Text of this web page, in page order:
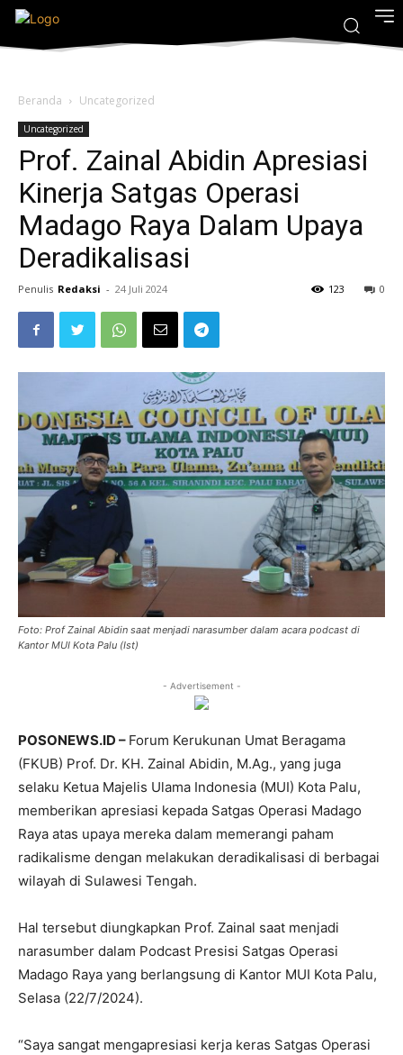
Beranda Uncategorized
Uncategorized
Prof. Zainal Abidin Apresiasi
Kinerja Satgas Operasi
Madago Raya Dalam Upaya
Deradikalisasi
Penulis Redaksi - 24 Juli 2024 0
123
Foto: Prof Zainal Abidin saat menjadi narasumber dalam acara podcast di
Kantor MUI Kota Palu (Ist)
- Advertisement -
POSONEWS.ID – Forum Kerukunan Umat Beragama
(FKUB) Prof. Dr. KH. Zainal Abidin, M.Ag., yang juga
selaku Ketua Majelis Ulama Indonesia (MUI) Kota Palu,
memberikan apresiasi kepada Satgas Operasi Madago
Raya atas upaya mereka dalam memerangi paham
radikalisme dengan melakukan deradikalisasi di berbagai
wilayah di Sulawesi Tengah.
Hal tersebut diungkapkan Prof. Zainal saat menjadi
narasumber dalam Podcast Presisi Satgas Operasi
Madago Raya yang berlangsung di Kantor MUI Kota Palu,
Selasa (22/7/2024).
“Saya sangat mengapresiasi kerja keras Satgas Operasi